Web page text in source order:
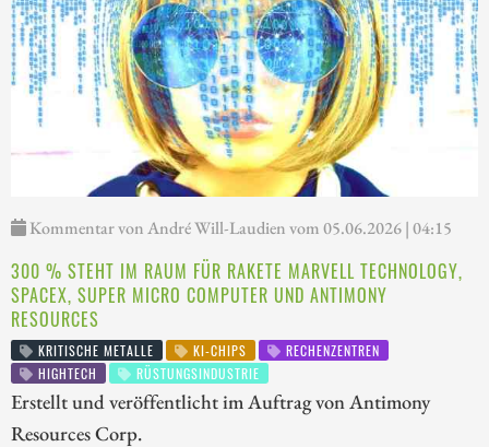
Kommentar von André Will-Laudien vom 05.06.2026 | 04:15
300 % STEHT IM RAUM FÜR RAKETE MARVELL TECHNOLOGY,
SPACEX, SUPER MICRO COMPUTER UND ANTIMONY
RESOURCES
KRITISCHE METALLE KI-CHIPS
RECHENZENTREN
HIGHTECH
RÜSTUNGSINDUSTRIE
Erstellt und veröffentlicht im Auftrag von Antimony
Resources Corp.